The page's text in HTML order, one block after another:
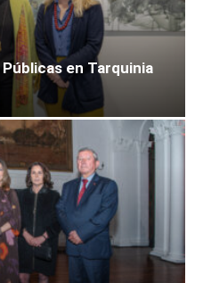
en Tarquinia